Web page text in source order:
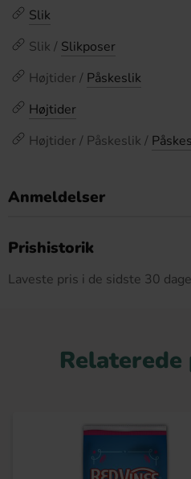
Slik
Slik / Slikposer
Højtider / Påskeslik
Højtider
Højtider / Påskeslik /
Anmeldelser
Prishistorik
Laveste pris i de sidste 30